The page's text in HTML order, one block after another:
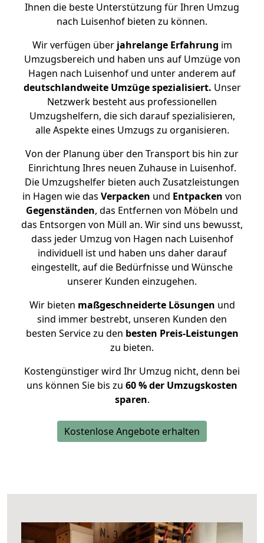
Ihnen die beste Unterstützung für Ihren Umzug
nach Luisenhof bieten zu können.
Wir verfügen überjahrelange Erfahrung im
Umzugsbereich und haben uns auf Umzüge von
Hagen nach Luisenhof und unter anderem auf
deutschlandweite Umzüge spezialisiert. Unser
Netzwerk besteht aus professionellen
Umzugshelfern, die sich darauf spezialisieren,
alle Aspekte eines Umzugs zu organisieren.
Von der Planung über den Transport bis hin zur
Einrichtung Ihres neuen Zuhause in Luisenhof.
Die Umzugshelfer bieten auch Zusatzleistungen
in Hagen wie das Verpacken und Entpacken von
Gegenständen, das Entfernen von Möbeln und
das Entsorgen von Müll an. Wir sind uns bewusst,
dass jeder Umzug von Hagen nach Luisenhof
individuell ist und haben uns daher darauf
eingestellt, auf die Bedürfnisse und Wünsche
unserer Kunden einzugehen.
Wir bieten maßgeschneiderte Lösungen und
sind immer bestrebt, unseren Kunden den
besten Service zu den besten Preis-Leistungen
zu bieten.
Kostengünstiger wird Ihr Umzug nicht, denn bei
uns können Sie bis zu 60 % der Umzugskosten
sparen.
Kostenlose Angebote erhalten